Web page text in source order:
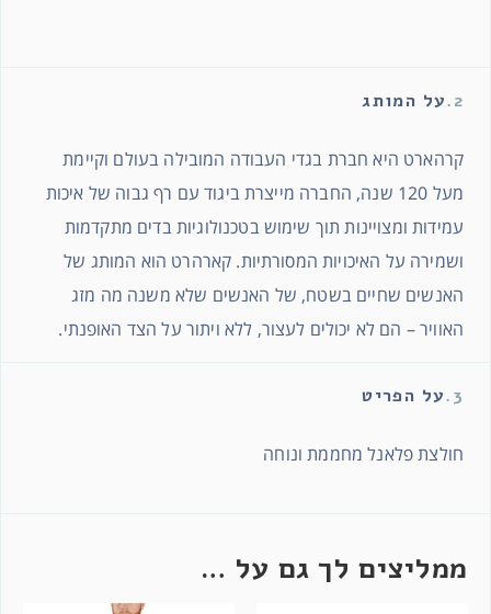
2. על המותג
קרהארט היא חברת בגדי העבודה המובילה בעולם וקיימת
מעל 120 שנה, החברה מייצרת ביגוד עם רף גבוה של איכות
עמידות ומצויינות תוך שימוש בטכנולוגיות בדים מתקדמות
ושמירה על האיכויות המסורתיות. קארהרט הוא המותג של
האנשים שחיים בשטח, של האנשים שלא משנה מה מזג
האוויר – הם לא יכולים לעצור, ללא ויתור על הצד האופנתי.
3. על הפריט
חולצת פלאנל מחממת ונוחה
ממליצים לך גם על …